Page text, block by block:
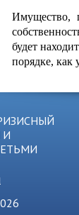
Имущество,
будет
порядке, как